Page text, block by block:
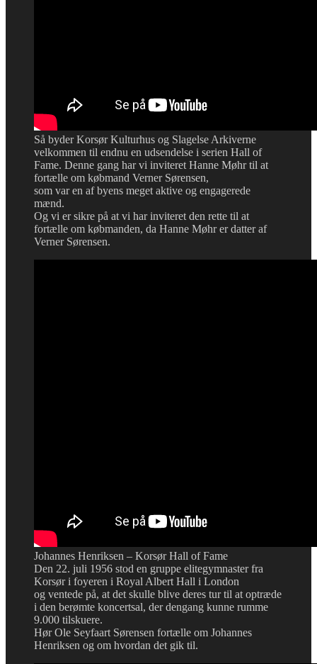
Så byder Korsør Kulturhus og Slagelse Arkiverne
velkommen til endnu en udsendelse i serien Hall of
Fame. Denne gang har vi inviteret Hanne Møhr til at
fortælle om købmand Verner Sørensen,
som var en af byens meget aktive og engagerede
mænd.
Og vi er sikre på at vi har inviteret den rette til at
fortælle om købmanden, da Hanne Møhr er datter af
Verner Sørensen.
Johannes Henriksen – Korsør Hall of Fame
Den 22. juli 1956 stod en gruppe elitegymnaster fra
Korsør i foyeren i Royal Albert Hall i London
og ventede på, at det skulle blive deres tur til at optræde
i den berømte koncertsal, der dengang kunne rumme
9.000 tilskuere.
Hør Ole Seyfaart Sørensen fortælle om Johannes
Henriksen og om hvordan det gik til.